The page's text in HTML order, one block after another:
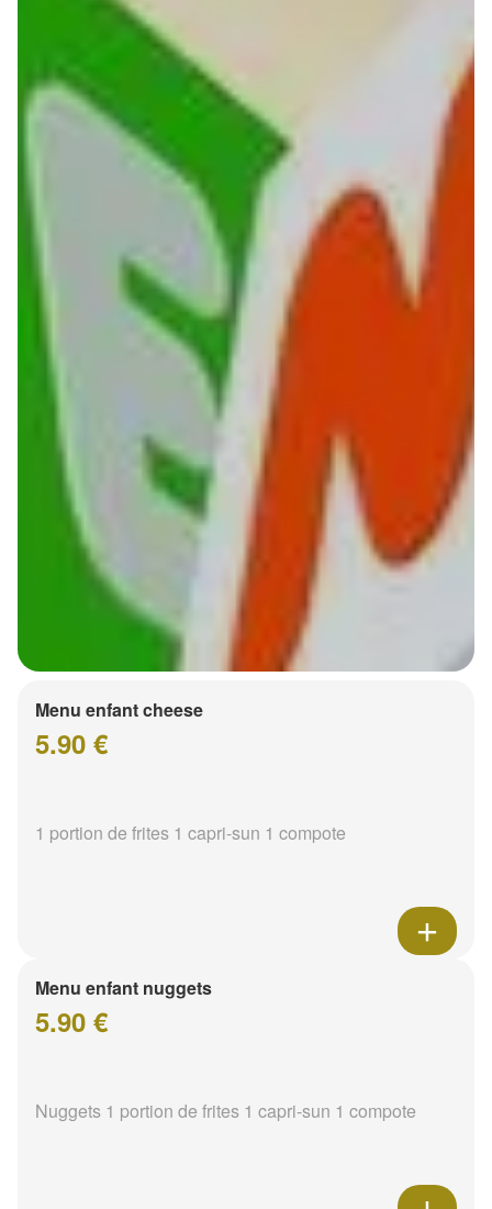
Menu enfant cheese
5.90 €
1 portion de frites 1 capri-sun 1 compote
Menu enfant nuggets
5.90 €
Nuggets 1 portion de frites 1 capri-sun 1 compote